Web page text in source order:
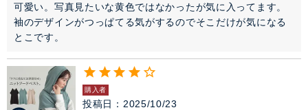
可愛い。写真見たいな黄色ではなかったが気に入ってます。
袖のデザインがつっぱてる気がするのでそこだけが気になる
とこです。
購入者
投稿日 2025/10/23